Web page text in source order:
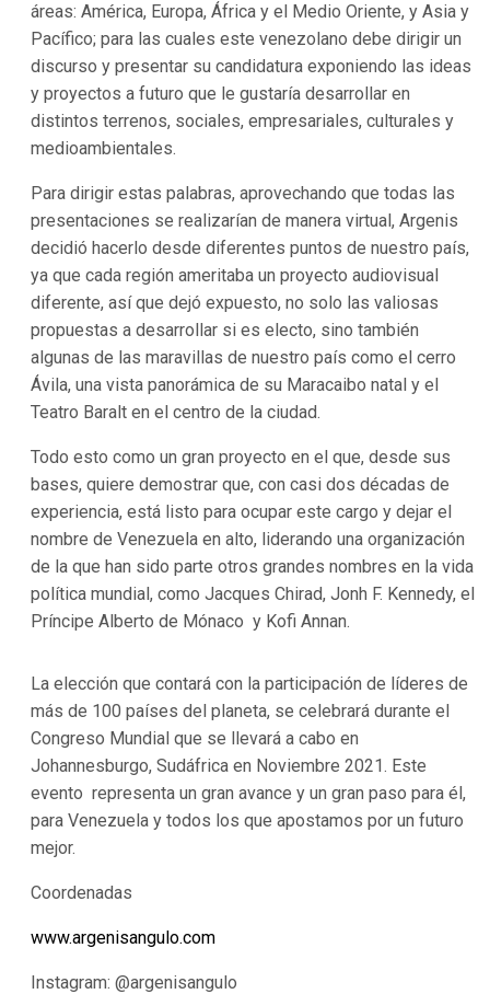
áreas: América, Europa, África y el Medio Oriente, y Asia y
Pacífico; para las cuales este venezolano debe dirigir un
discurso y presentar su candidatura exponiendo las ideas
y proyectos a futuro que le gustaría desarrollar en
distintos terrenos, sociales, empresariales, culturales y
medioambientales.
Para dirigir estas palabras, aprovechando que todas las
presentaciones se realizarían de manera virtual, Argenis
decidió hacerlo desde diferentes puntos de nuestro país,
ya que cada región ameritaba un proyecto audiovisual
diferente, así que dejó expuesto, no solo las valiosas
propuestas a desarrollar si es electo, sino también
algunas de las maravillas de nuestro país como el cerro
Ávila, una vista panorámica de su Maracaibo natal y el
Teatro Baralt en el centro de la ciudad.
Todo esto como un gran proyecto en el que, desde sus
bases, quiere demostrar que, con casi dos décadas de
experiencia, está listo para ocupar este cargo y dejar el
nombre de Venezuela en alto, liderando una organización
de la que han sido parte otros grandes nombres en la vida
política mundial, como Jacques Chirad, Jonh F. Kennedy, el
Príncipe Alberto de Mónaco y Kofi Annan.
La elección que contará con la participación de líderes de
más de 100 países del planeta, se celebrará durante el
Congreso Mundial que se llevará a cabo en
Johannesburgo, Sudáfrica en Noviembre 2021. Este
evento representa un gran avance y un gran paso para él,
para Venezuela y todos los que apostamos por un futuro
mejor.
Coordenadas
www.argenisangulo.com
Instagram: @argenisangulo